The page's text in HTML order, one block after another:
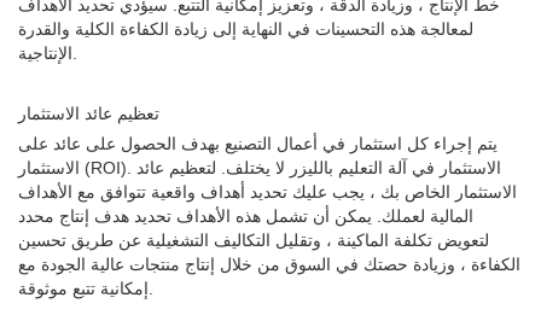
خط الإنتاج ، وزيادة الدقة ، وتعزيز إمكانية التتبع. سيؤدي تحديد الأهداف
لمعالجة هذه التحسينات في النهاية إلى زيادة الكفاءة الكلية والقدرة
تعظيم عائد الاستثمار
يتم إجراء كل استثمار في أعمال التصنيع بهدف الحصول على عائد على
الاستثمار (ROI). الاستثمار في آلة التعليم بالليزر لا يختلف. لتعظيم عائد
الاستثمار الخاص بك ، يجب عليك تحديد أهداف واقعية تتوافق مع الأهداف
المالية لعملك. يمكن أن تشمل هذه الأهداف تحديد هدف إنتاج محدد
لتعويض تكلفة الماكينة ، وتقليل التكاليف التشغيلية عن طريق تحسين
الكفاءة ، وزيادة حصتك في السوق من خلال إنتاج منتجات عالية الجودة مع